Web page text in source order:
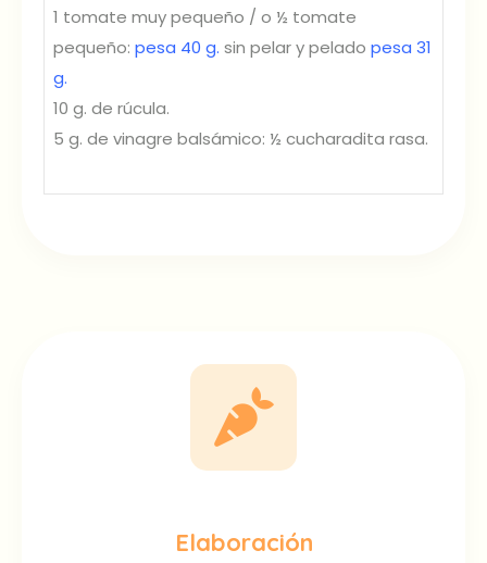
1 tomate muy pequeño / o ½ tomate
pequeño: pesa 40 g. sin pelar y pelado pesa 31
g.
10 g. de rúcula.
5 g. de vinagre balsámico: ½ cucharadita rasa.
Elaboración